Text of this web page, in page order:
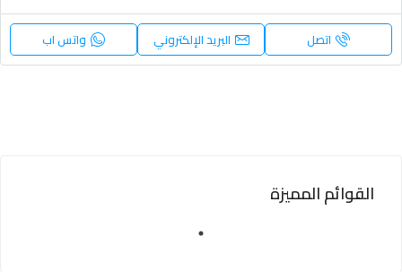
اتصل البريد الإلكتروني واتس اب
القوائم المميزة